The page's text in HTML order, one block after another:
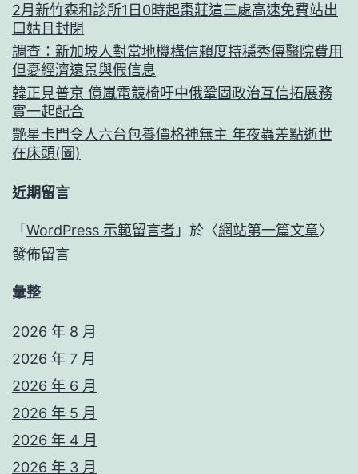
2月新竹森和診所1日0時起棗莊這三處高速免費站出
口姑且封閉
調查：新加坡人對當地機構信賴度持穩秀傳醫院費用
但憂經濟遠景與假信息
韓正見普京 億嵐電競椅吁中俄鞏固政治互信拓展務
實一起配合
艷星卡門令人六台包養價格神無主 年夜蟲差點逝世
在床頭(圖)
近期留言
「 WordPress 示範留言者 」於〈網站第一篇文章〉
發佈留言
彙整
2026 年 8 月
2026 年 7 月
2026 年 6 月
2026 年 5 月
2026 年 4 月
2026 年 3 月